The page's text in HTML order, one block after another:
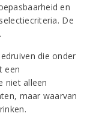
en
De
die onder
een
niet alleen
maar waarvan